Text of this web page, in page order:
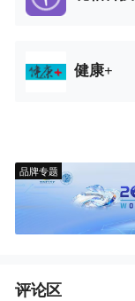
健康+
品牌专题
评论区